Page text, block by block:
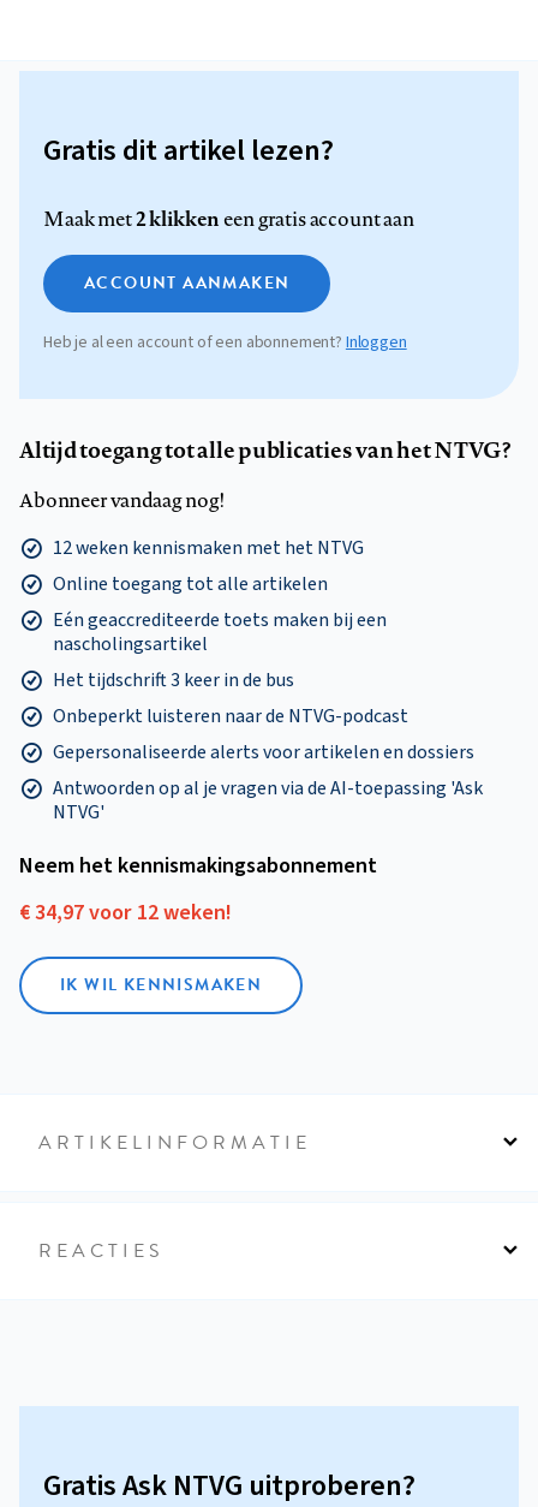
Gratis dit artikel lezen?
Maak met2 klikkeneen gratis account aan
ACCOUNT AANMAKEN
Heb je al een account of een abonnement? Inloggen
Altijd toegang tot alle publicaties van het NTVG?
Abonneer vandaag nog!
12 weken kennismaken met het NTVG
Online toegang tot alle artikelen
Eén geaccrediteerde toets maken bij een
nascholingsartikel
Het tijdschrift 3 keer in de bus
Onbeperkt luisteren naar de NTVG-podcast
Gepersonaliseerde alerts voor artikelen en dossiers
Antwoorden op al je vragen via de AI-toepassing 'Ask
NTVG'
Neem het kennismakings­abonnement
€ 34,97 voor 12 weken!
IK WIL KENNISMAKEN
ARTIKELINFORMATIE
REACTIES
Gratis Ask NTVG uitproberen?